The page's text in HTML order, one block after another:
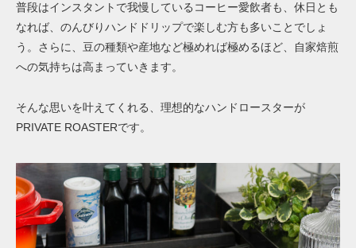
普段はインスタントで我慢しているコーヒー愛飲者も、休日とも
なれば、のんびりハンドドリップで楽しむ方も多いことでしょ
う。さらに、豆の種類や産地など極めれば極めるほど、自家焙煎
への気持ちは高まっていきます。
そんな思いを叶えてくれる、理想的なハンドロースターが
PRIVATE ROASTERです。